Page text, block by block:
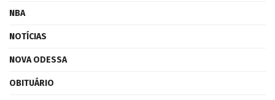
NBA
NOTÍCIAS
NOVA ODESSA
OBITUÁRIO